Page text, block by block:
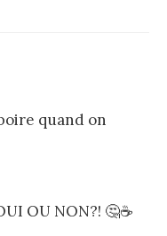
quand on
OU NON?! 🤔☕️